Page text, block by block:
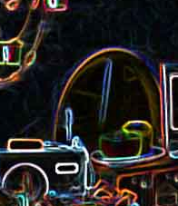
Pizza aux rillettes